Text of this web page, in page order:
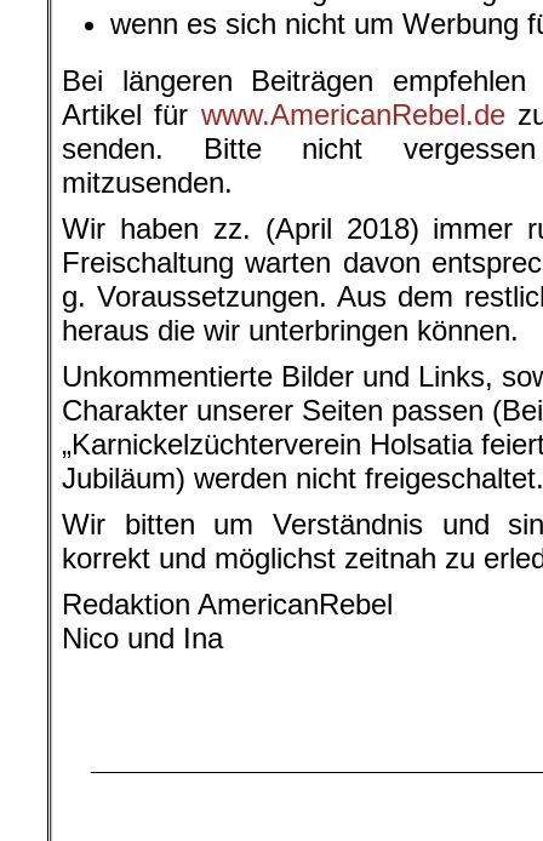
wenn es sich nicht um Werbung
Bei längeren Beiträgen
Artikel für www.AmericanRebel.de
senden. Bitte nicht
mitzusenden.
Wir haben zz. (April 2018) immer
Freischaltung warten davon
g. Voraussetzungen. Aus dem
heraus die wir unterbringen können.
Unkommentierte Bilder und Links,
Charakter unserer Seiten passen
„Karnickelzüchterverein Holsatia
Jubiläum) werden nicht freigeschaltet.
Wir bitten um Verständnis und
korrekt und möglichst zeitnah zu
Redaktion AmericanRebel
Nico und Ina